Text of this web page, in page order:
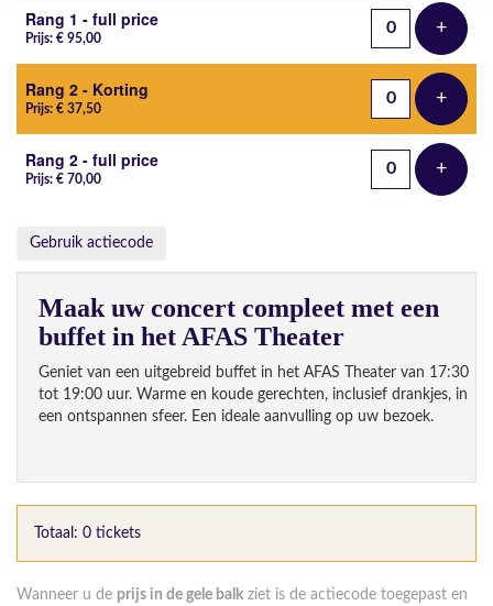
Rang 1 - full price
Prijs: € 95,00 +Voeg
Rang 2 - Korting
Prijs: € 37,50 +Voeg
Rang 2 - full price
Prijs: € 70,00 +Voeg
Gebruik actiecode
Maak uw concert compleet met een
buffet in het AFAS Theater
Geniet van een uitgebreid buffet in het AFAS Theater van 17:30
tot 19:00 uur. Warme en koude gerechten, inclusief drankjes, in
een ontspannen sfeer. Een ideale aanvulling op uw bezoek.
Totaal: 0 tickets
Wanneer u de prijs in de gele balk ziet is de actiecode toegepast en